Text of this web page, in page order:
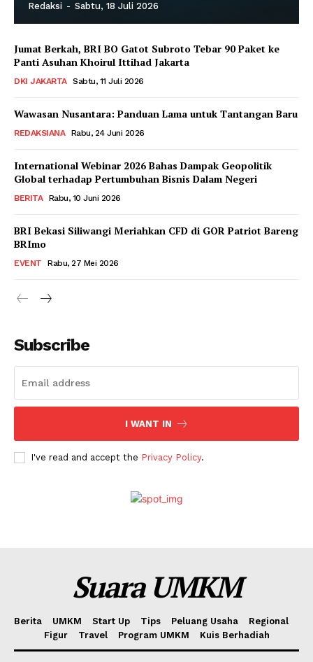
Redaksi - Sabtu, 18 Juli 2026
Jumat Berkah, BRI BO Gatot Subroto Tebar 90 Paket ke
Panti Asuhan Khoirul Ittihad Jakarta
DKI JAKARTA Sabtu, 11 Juli 2026
Wawasan Nusantara: Panduan Lama untuk Tantangan Baru
REDAKSIANA Rabu, 24 Juni 2026
International Webinar 2026 Bahas Dampak Geopolitik
Global terhadap Pertumbuhan Bisnis Dalam Negeri
BERITA Rabu, 10 Juni 2026
BRI Bekasi Siliwangi Meriahkan CFD di GOR Patriot Bareng
BRImo
EVENT Rabu, 27 Mei 2026
Subscribe
I WANT IN
I've read and accept the Privacy Policy.
Suara UMKM
Berita UMKM Start Up Tips Peluang Usaha
Regional
Figur
Travel Program UMKM Kuis Berhadiah